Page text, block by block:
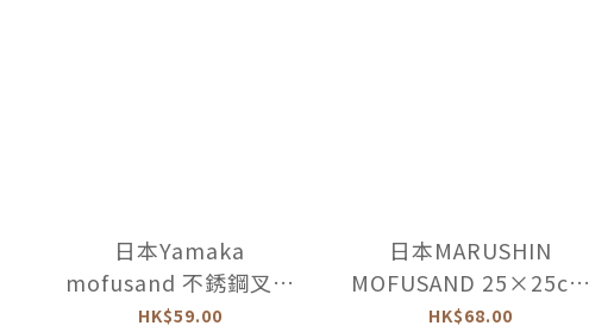
日本Yamaka
mofusand 不銹鋼叉子
-馬卡龍 -MFS11-851
HK$59.00
日本MARUSHIN
MOFUSAND 25×25cm
小方巾 -883503
HK$68.00